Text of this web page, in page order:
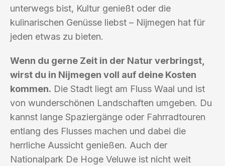
unterwegs bist, Kultur genießt oder die
kulinarischen Genüsse liebst – Nijmegen hat für
jeden etwas zu bieten.
Wenn du gerne Zeit in der Natur verbringst,
wirst du in Nijmegen voll auf deine Kosten
kommen. Die Stadt liegt am Fluss Waal und ist
von wunderschönen Landschaften umgeben. Du
kannst lange Spaziergänge oder Fahrradtouren
entlang des Flusses machen und dabei die
herrliche Aussicht genießen. Auch der
Nationalpark De Hoge Veluwe ist nicht weit